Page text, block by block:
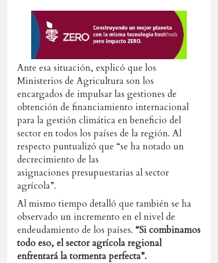
Ante esa situación, explicó que los
Ministerios de Agricultura son los
encargados de impulsar las gestiones de
obtención de financiamiento internacional
para la gestión climática en beneficio del
sector en todos los países de la región. Al
respecto puntualizó que “se ha notado un
decrecimiento de las
asignaciones presupuestarias al sector
agrícola”.
Al mismo tiempo detalló que también se ha
observado un incremento en el nivel de
endeudamiento de los países. “Si combinamos
todo eso, el sector agrícola regional
enfrentará la tormenta perfecta”.